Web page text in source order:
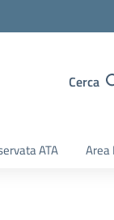
Cerca
ATA Area